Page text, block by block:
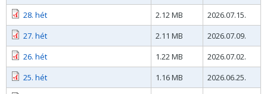
28. hét
2.12 MB
2026.07.15.
27. hét
2.11 MB
2026.07.09.
26. hét
1.22 MB
2026.07.02.
25. hét
1.16 MB
2026.06.25.